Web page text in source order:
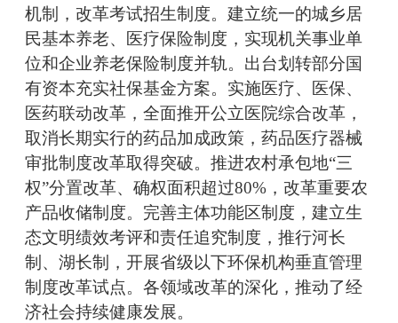
机制，改革考试招生制度。建立统一的城乡居
民基本养老、医疗保险制度，实现机关事业单
位和企业养老保险制度并轨。出台划转部分国
有资本充实社保基金方案。实施医疗、医保、
医药联动改革，全面推开公立医院综合改革，
取消长期实行的药品加成政策，药品医疗器械
审批制度改革取得突破。推进农村承包地“三
权”分置改革、确权面积超过80%，改革重要农
产品收储制度。完善主体功能区制度，建立生
态文明绩效考评和责任追究制度，推行河长
制、湖长制，开展省级以下环保机构垂直管理
制度改革试点。各领域改革的深化，推动了经
济社会持续健康发展。